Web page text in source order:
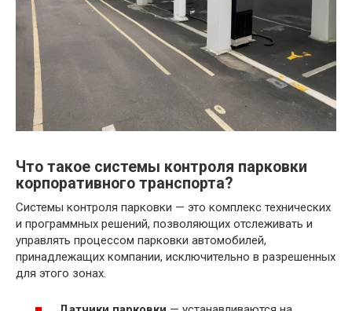
Что такое системы контроля парковки
корпоративного транспорта?
Системы контроля парковки — это комплекс технических
и программных решений, позволяющих отслеживать и
управлять процессом парковки автомобилей,
принадлежащих компании, исключительно в разрешенных
для этого зонах.